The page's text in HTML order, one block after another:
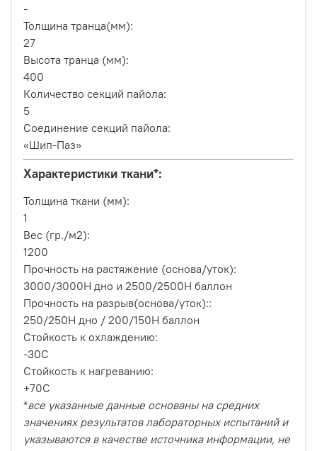
-
Толщина транца(мм):
27
Высота транца (мм):
400
Количество секций пайола:
5
Соединение секций пайола:
«Шип-Паз»
Характеристики ткани*:
Толщина ткани (мм):
1
Вес (гр./м2):
1200
Прочность на растяжение (основа/уток):
3000/3000H дно и 2500/2500H баллон
Прочность на разрыв(основа/уток)::
250/250Н дно / 200/150Н баллон
Стойкость к охлаждению:
-30С
Стойкость к нагреванию:
+70C
*все указанные данные основаны на средних
значениях результатов лабораторных испытаний и
указываются в качестве источника информации, не